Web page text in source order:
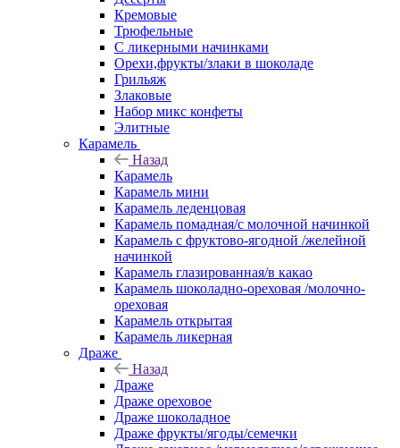
Кремовые
Трюфельные
С ликерными начинками
Орехи,фрукты/злаки в шоколаде
Грильяж
Злаковые
Набор микс конфеты
Элитные
Карамель
Назад
Карамель
Карамель мини
Карамель леденцовая
Карамель помадная/с молочной начинкой
Карамель с фруктово-ягодной /желейной
начинкой
Карамель глазированная/в какао
Карамель шоколадно-ореховая /молочно-
ореховая
Карамель открытая
Карамель ликерная
Драже
Назад
Драже
Драже ореховое
Драже шоколадное
Драже фрукты/ягоды/семечки